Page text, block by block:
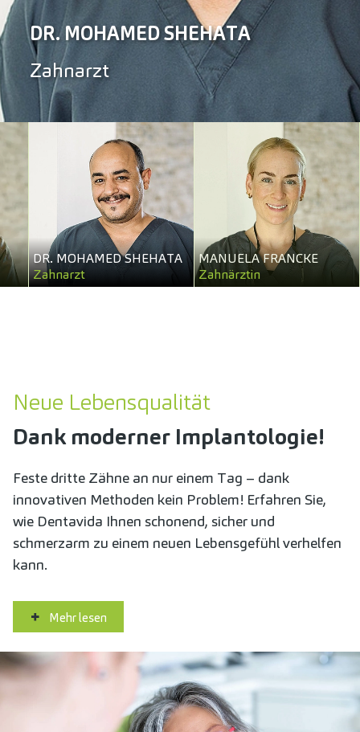
DR. MOHAMED SHEHATA
Zahnarzt
DR. MOHAMED SHEHATA
Zahnarzt
MANUELA FRANCKE
Zahnärztin
Neue Lebensqualität
Dank moderner Implantologie!
Feste dritte Zähne an nur einem Tag – dank
innovativen Methoden kein Problem! Erfahren Sie,
wie Dentavida Ihnen schonend, sicher und
schmerzarm zu einem neuen Lebensgefühl verhelfen
kann.
Mehr lesen